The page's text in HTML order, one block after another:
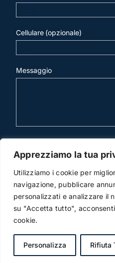
Apprezziamo la tua
Utilizziamo i cookie per
navigazione, pubblicare
personalizzati e analizzare il
su "Accetta tutto",
cookie.
Personalizza Rifiuta
Cellulare (opzionale)
Messaggio
invia mail
© Copyright 2012 -2014 |
Rights Reserved |